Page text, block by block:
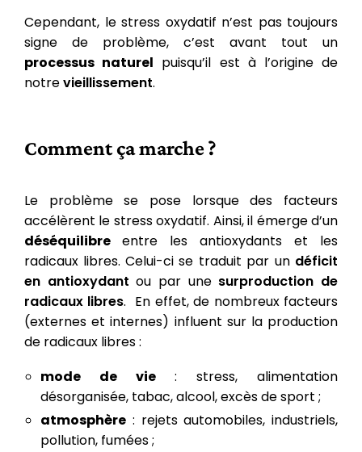
Cependant, le stress oxydatif n’est pas toujours
signe de problème, c’est avant tout un
processus naturel puisqu’il est à l’origine de
notrevieillissement.
Comment ça marche ?
Le problème se pose lorsque des facteurs
accélèrent le stress oxydatif. Ainsi, il émerge d’un
déséquilibre entre les antioxydants et les
radicaux libres. Celui-ci se traduit par un déficit
en antioxydant ou par une surproduction de
radicaux libres. En effet, de nombreux facteurs
(externes et internes) influent sur la production
de radicaux libres :
mode de vie: stress, alimentation
désorganisée, tabac, alcool, excès de sport ;
atmosphère : rejets automobiles, industriels,
pollution, fumées ;